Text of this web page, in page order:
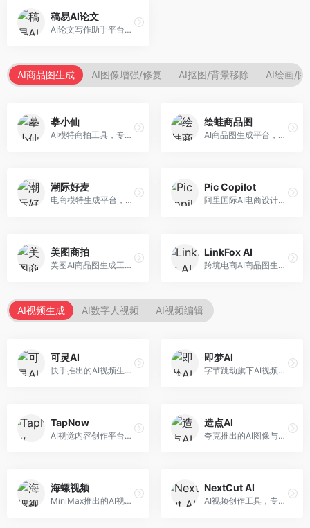
稿易AI论文
AI论文写作助手平台，提供智能化学术写作支持。面向高校学生，支持多种论文类型生成，提供参考文献管理和格式规范服务，操作流程简单。
AI商品图生成 AI图像增强/修复 AI抠图/背景移除 AI绘画/图
摹小仙
AI模特商拍工具，专注于服装电商。面向服装电商卖家，提供虚拟模特试穿、商品展示图生成等服务，模特形象多样，拍摄成本低。
绘蛙商品图
AI商品图生成平台，支持模特换装和场景生成。面向电商卖家，提供商品上身效果展示、场景化商品图生成等服务，电商营销效果显著。
潮际好麦
电商模特生成平台，支持AI虚拟模特创作。面向服装和配饰电商，提供模特试穿、商品展示、营销素材生成等服务，模特形象可定制。
Pic Copilot
阿里国际AI电商设计工具，专注于跨境电商。面向跨境电商卖家，提供商品图优化、营销海报生成、多语言适配等服务，海外市场适配性强。
美图商拍
美图AI商品图生成工具，整合美图生态。面向电商卖家，提供商品图美化、模特替换、场景生成等服务，移动端操作便捷。
LinkFox AI
跨境电商AI商品图生成工具。面向跨境电商卖家，支持多语言商品图生成、模特替换、场景优化等服务，适配海外电商平台需求。
AI视频生成 AI数字人视频 AI视频编辑
可灵AI
快手推出的AI视频生成平台，支持文生视频和图生视频，可生成长达2分钟的高质量视频内容。面向短视频创作者和营销人员，操作简便，生成效果逼真，适合商业推广和创意表达。
即梦AI
字节跳动旗下AI视频创作平台，支持多模态内容生成。面向内容创作者和营销人员，提供文生视频、图生视频、智能剪辑等功能，中文理解能力强，创作效率高。
TapNow
AI视觉内容创作平台，整合图像与视频生成能力。面向内容创作者，提供文生图、文生视频、智能编辑等服务，创作工具丰富，一站式体验便捷。
造点AI
夸克推出的AI图像与视频创作平台。面向普通用户和内容创作者，提供文生图、文生视频等功能，操作简便，与夸克生态深度整合。
海螺视频
MiniMax推出的AI视频生成工具，支持高质量视频创作。面向内容创作者，提供文生视频、视频编辑等功能，生成速度快，视频效果自然流畅。
NextCut AI
AI视频创作工具，专注于智能剪辑和视频生成。面向视频创作者，提供智能剪辑、视频生成、特效添加等功能，剪辑效率高，适合快节奏内容生产。